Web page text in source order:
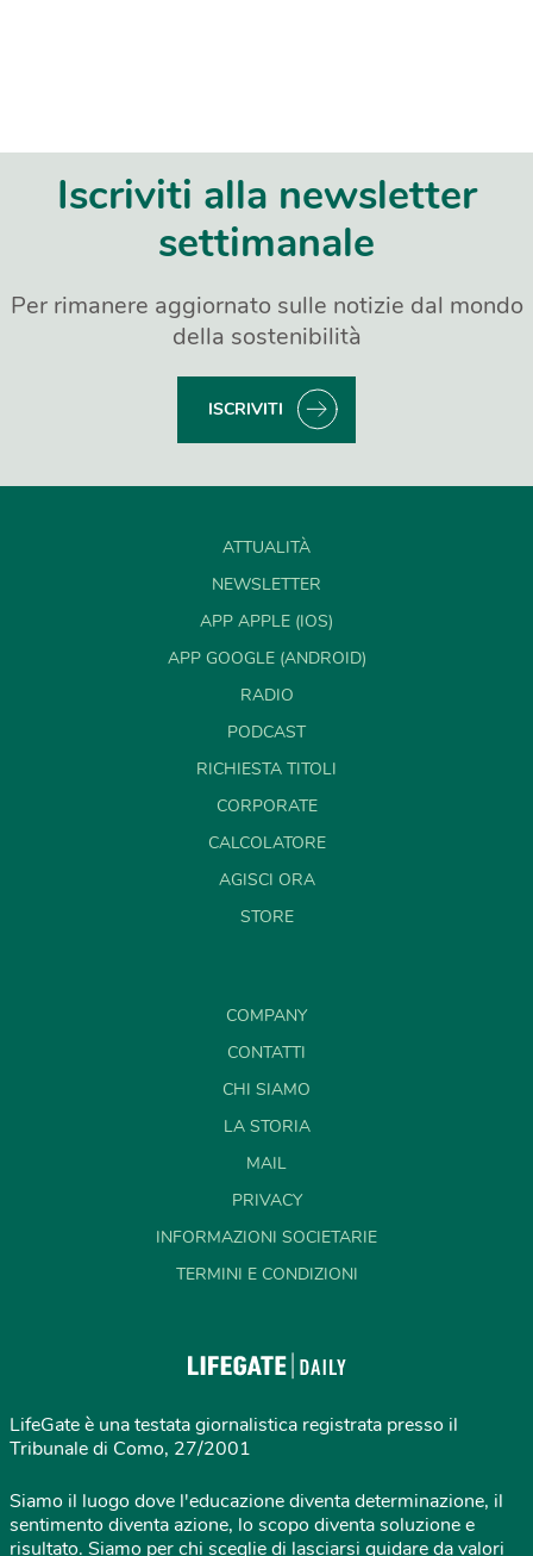
Iscriviti alla newsletter
settimanale
Per rimanere aggiornato sulle notizie dal mondo
della sostenibilità
ISCRIVITI
ATTUALITÀ
NEWSLETTER
APP APPLE (IOS)
APP GOOGLE (ANDROID)
RADIO
PODCAST
RICHIESTA TITOLI
CORPORATE
CALCOLATORE
AGISCI ORA
STORE
COMPANY
CONTATTI
CHI SIAMO
LA STORIA
MAIL
PRIVACY
INFORMAZIONI SOCIETARIE
TERMINI E CONDIZIONI
LifeGate è una testata giornalistica registrata presso il
Tribunale di Como, 27/2001
Siamo il luogo dove l'educazione diventa determinazione, il
sentimento diventa azione, lo scopo diventa soluzione e
risultato. Siamo per chi sceglie di lasciarsi guidare da valori